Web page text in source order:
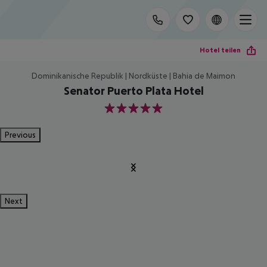
Hotel teilen
Dominikanische Republik | Nordküste | Bahia de Maimon
Senator Puerto Plata Hotel
5
Previous
Next